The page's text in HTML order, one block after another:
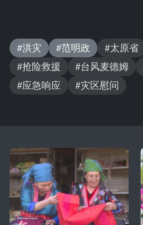
#洪灾 #范明政 #太原省
#抢险救援
#台风麦德姆
#应急响应
#灾区慰问